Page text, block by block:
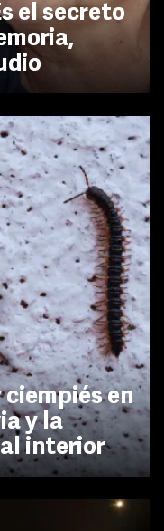
el secreto
en
y la
interior